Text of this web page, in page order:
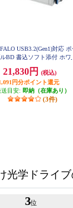
USB3.2(Gen1)対応 ポ
BD 書込ソフト添付 ホワ
21,830円
(税込)
円分ポイント還元
送目安: 即納（在庫あり）
(3件)
光学ドライ
3位